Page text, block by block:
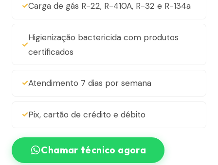
Carga de gás R-22, R-410A, R-32 e R-134a
Higienização bactericida com produtos
certificados
Atendimento 7 dias por semana
Pix, cartão de crédito e débito
Chamar técnico agora